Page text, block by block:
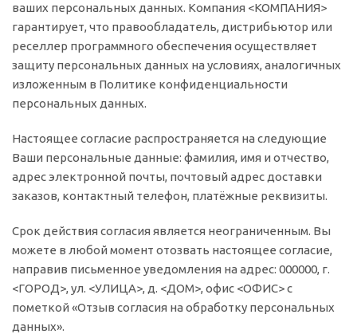
ваших персональных данных. Компания <КОМПАНИЯ>
гарантирует, что правообладатель, дистрибьютор или
реселлер программного обеспечения осуществляет
защиту персональных данных на условиях, аналогичных
изложенным в Политике конфиденциальности
персональных данных.
Настоящее согласие распространяется на следующие
Ваши персональные данные: фамилия, имя и отчество,
адрес электронной почты, почтовый адрес доставки
заказов, контактный телефон, платёжные реквизиты.
Срок действия согласия является неограниченным. Вы
можете в любой момент отозвать настоящее согласие,
направив письменное уведомления на адрес: 000000, г.
<ГОРОД>, ул. <УЛИЦА>, д. <ДОМ>, офис <ОФИС> с
пометкой «Отзыв согласия на обработку персональных
данных».